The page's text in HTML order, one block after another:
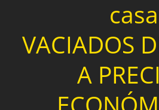
casa
VACIADOS
A